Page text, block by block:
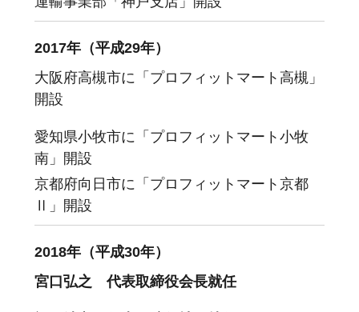
2017年（平成29年）
大阪府高槻市に「プロフィットマート高槻」
開設
愛知県小牧市に「プロフィットマート小牧
南」開設
京都府向日市に「プロフィットマート京都
Ⅱ」開設
2018年（平成30年）
宮口弘之 代表取締役会長就任